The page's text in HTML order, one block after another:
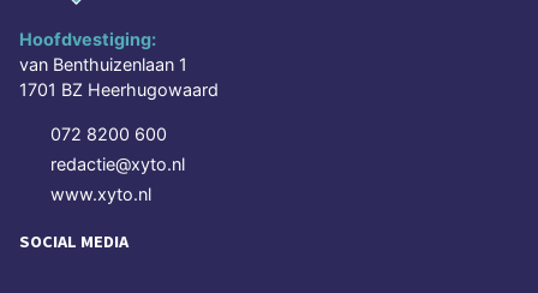
Hoofdvestiging:
van Benthuizenlaan 1
1701 BZ Heerhugowaard
072 8200 600
redactie@xyto.nl
www.xyto.nl
SOCIAL MEDIA